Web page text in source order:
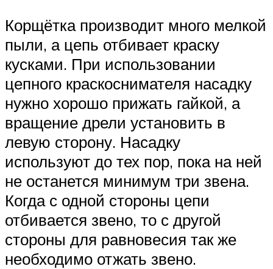
Корщётка производит много мелкой
пыли, а цепь отбивает краску
кусками. При использовании
цепного краскоснимателя насадку
нужно хорошо прижать гайкой, а
вращение дрели установить в
левую сторону. Насадку
используют до тех пор, пока на ней
не останется минимум три звена.
Когда с одной стороны цепи
отбивается звено, то с другой
стороны для равновесия так же
необходимо отжать звено.